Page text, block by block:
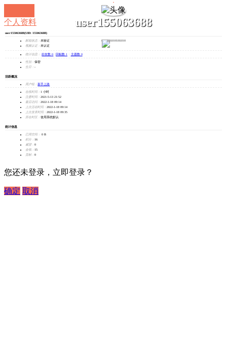
user155063688
发消息
个人资料
user155063688(UID: 155063688)
邮箱状态： 未验证
视频认证： 未认证
统计信息： 好友数 0 回帖数 1 主题数 0
性别： 保密
生日： -
活跃概况
用户组： 新手上路
在线时间： 1 小时
注册时间： 2021-5-13 21:52
最后访问： 2022-1-18 09:14
上次活动时间： 2022-1-18 09:14
上次发表时间： 2022-1-18 09:35
所在时区： 使用系统默认
统计信息
已用空间：
0 B
积分： 16
威望： 0
金钱： 15
贡献： 0
您还未登录，立即登录？
确定 取消